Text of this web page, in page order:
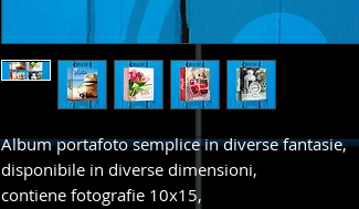
Album portafoto semplice in diverse fantasie,
disponibile in diverse dimensioni,
contiene fotografie 10x15,